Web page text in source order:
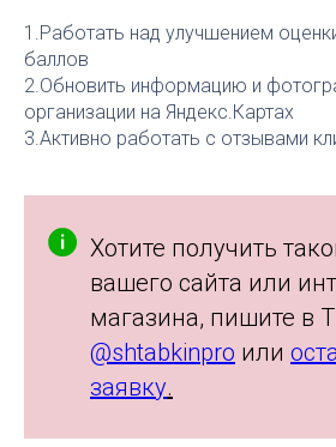
1.Работать над улучшением
баллов
2.Обновить информацию и
организации на Яндекс.Картах
3.Активно работать с отзывами
Хотите получить
вашего сайта или
магазина, пишите в
@shtabkinpro или
заявку.